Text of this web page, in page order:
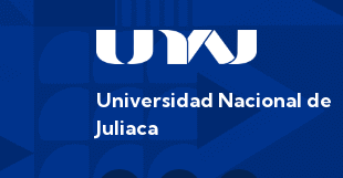
Universidad Nacional de
Juliaca